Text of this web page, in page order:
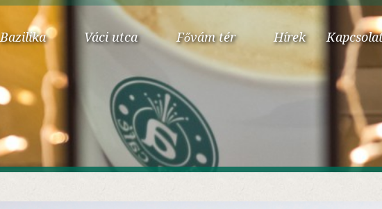
Bazilika Váci utca Fővám tér Hírek